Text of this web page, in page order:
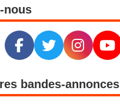
nous
bandes-annonces